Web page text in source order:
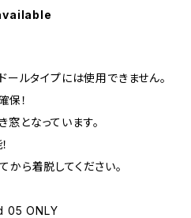
ールタイプには使用できません。
保！
となっています。
から着脱してください。
05 ONLY